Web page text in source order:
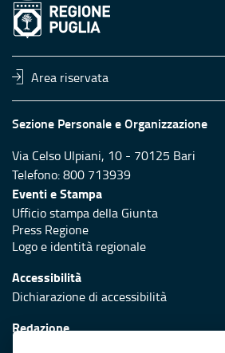
Area riservata
Sezione Personale e Organizzazione
Via Celso Ulpiani, 10 - 70125 Bari
Telefono: 800 713939
Eventi e Stampa
Ufficio stampa della Giunta
Press Regione
Logo e identità regionale
Accessibilità
Dichiarazione di accessibilità
Redazione